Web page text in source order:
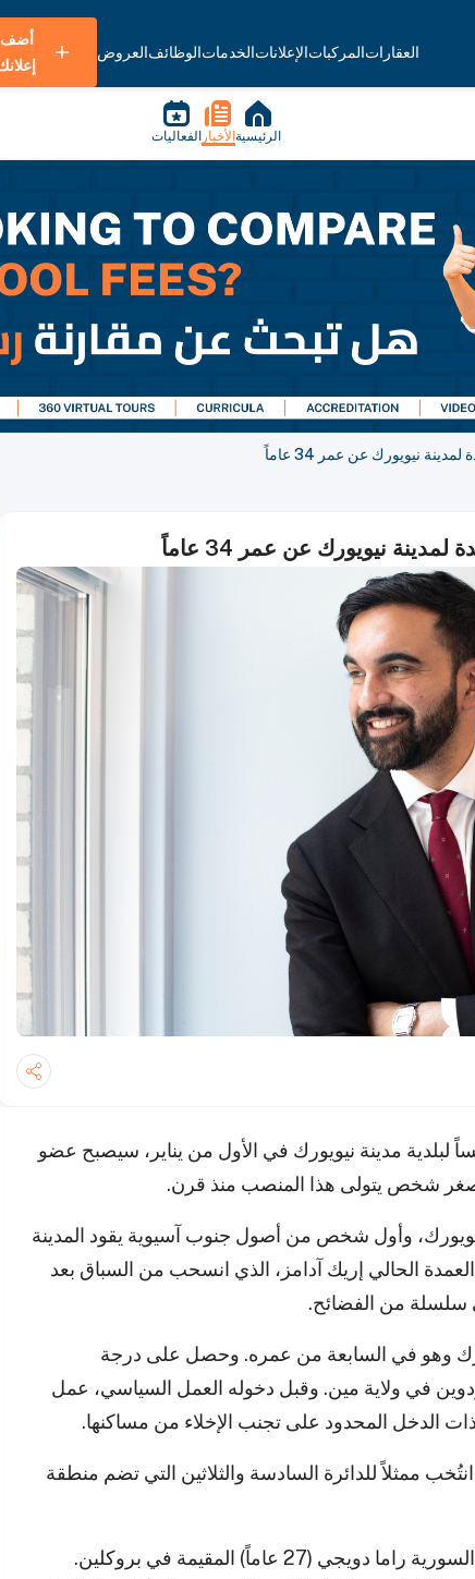
العقاراتالمركباتالإعلاناتالخدماتالوظائفالعروض
أضف
الرئيسية الأخبار الفعاليات
نيويورك عن عمر 34 عاماً
نيويورك عن عمر 34 عاماً
لبلدية مدينة نيويورك في الأول من يناير، سيصبح عضو
وأول شخص من أصول جنوب آسيوية يقود المدينة
من 400 عام. وسيخلف العمدة الحالي إريك آدامز، الذي انسحب من السباق بعد
سلسلة من الفضائح.
وهو في السابعة من عمره. وحصل على درجة
في ولاية مين. وقبل دخوله العمل السياسي، عمل
الدخل المحدود على تجنب الإخلاء من مساكنها.
انتخابات مجلس ولاية نيويورك عام 2020، انتُخب ممثلاً للدائرة السادسة والثلاثين التي تضم منطقة
وفي وقت سابق من هذا العام، تزوج من الفنانة السورية راما دويجي (27 عاماً) المقيمة في بروكلين.